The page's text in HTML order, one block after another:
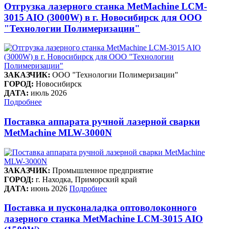
Отгрузка лазерного станка MetMachine LCM-
3015 AIO (3000W) в г. Новосибирск для ООО
"Технологии Полимеризации"
ЗАКАЗЧИК: ООО "Технологии Полимеризации"
ГОРОД: Новосибирск
ДАТА: июль 2026
Подробнее
Поставка аппарата ручной лазерной сварки
MetMachine MLW-3000N
ЗАКАЗЧИК: Промышленное предприятие
ГОРОД: г. Находка, Приморский край
ДАТА: июнь 2026 Подробнее
Поставка и пусконаладка оптоволоконного
лазерного станка MetMachine LCM-3015 AIO